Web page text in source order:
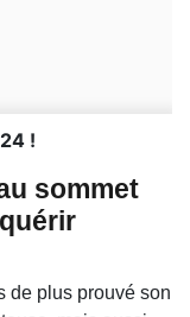
!
sommet
de plus prouvé son